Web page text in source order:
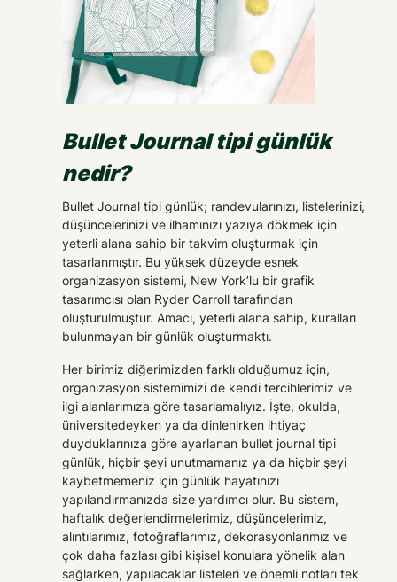
Bullet Journal tipi günlük
nedir?
Bullet Journal tipi günlük; randevularınızı, listelerinizi,
düşüncelerinizi ve ilhamınızı yazıya dökmek için
yeterli alana sahip bir takvim oluşturmak için
tasarlanmıştır. Bu yüksek düzeyde esnek
organizasyon sistemi, New York’lu bir grafik
tasarımcısı olan Ryder Carroll tarafından
oluşturulmuştur. Amacı, yeterli alana sahip, kuralları
bulunmayan bir günlük oluşturmaktı.
Her birimiz diğerimizden farklı olduğumuz için,
organizasyon sistemimizi de kendi tercihlerimiz ve
ilgi alanlarımıza göre tasarlamalıyız. İşte, okulda,
üniversitedeyken ya da dinlenirken ihtiyaç
duyduklarınıza göre ayarlanan bullet journal tipi
günlük, hiçbir şeyi unutmamanız ya da hiçbir şeyi
kaybetmemeniz için günlük hayatınızı
yapılandırmanızda size yardımcı olur. Bu sistem,
haftalık değerlendirmelerimiz, düşüncelerimiz,
alıntılarımız, fotoğraflarımız, dekorasyonlarımız ve
çok daha fazlası gibi kişisel konulara yönelik alan
sağlarken, yapılacaklar listeleri ve önemli notları tek